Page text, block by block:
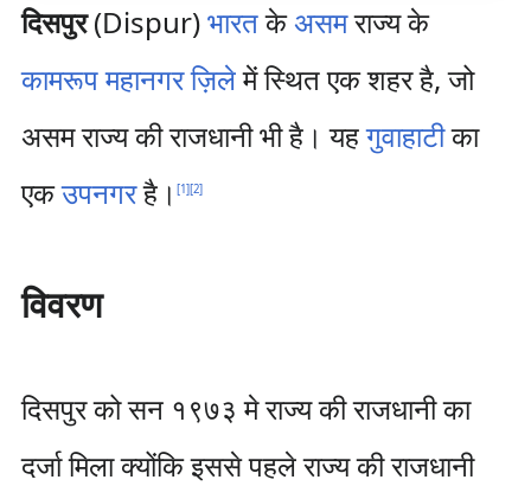
दिसपुर(Dispur)भारतकेअसमराज्य के
कामरूप महानगर ज़िलेमें स्थित एक शहर है, जो
असम राज्य की राजधानी भी है। यहगुवाहाटीका
एकउपनगरहै। [1][2]
विवरण
दिसपुर को सन १९७३ मे राज्य की राजधानी का
दर्जा मिला क्योंकि इससे पहले राज्य की राजधानी